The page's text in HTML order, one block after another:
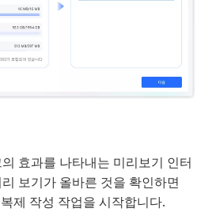
효과를 나타내는 미리보기 인터
보기가 올바른 것을 확인하면
제 작성 작업을 시작합니다.